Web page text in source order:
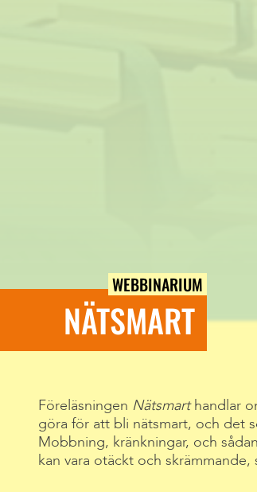
WEBBINARIUM
NÄTSMART
Föreläsningen Nätsmarthandlar
göra för att bli nätsmart, och det
Mobbning, kränkningar, och
kan vara otäckt och